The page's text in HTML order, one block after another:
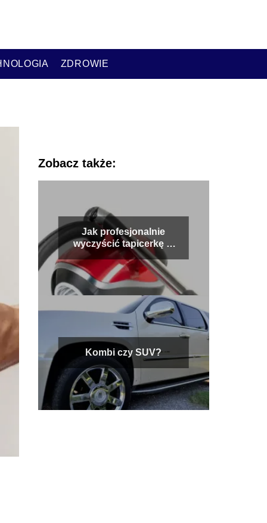
ZDROWIE
Zobacz także:
Jak profesjonalnie
wyczyścić tapicerkę w
aucie i przywrócić jej
blask?
Kombi czy SUV?